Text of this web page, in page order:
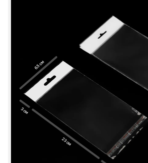
6.5 см
23 см
3 см